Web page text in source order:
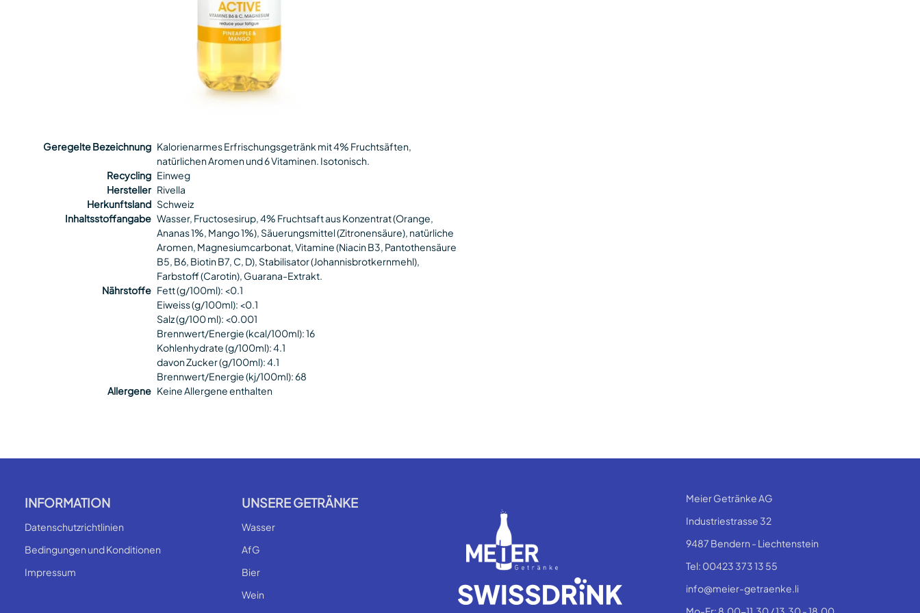
Geregelte Bezeichnung Kalorienarmes Erfrischungsgetränk mit 4% Fruchtsäften,
natürlichen Aromen und 6 Vitaminen. Isotonisch.
Recycling Einweg
Hersteller Rivella
Herkunftsland Schweiz
Inhaltsstoffangabe Wasser, Fructosesirup, 4% Fruchtsaft aus Konzentrat (Orange,
Ananas 1%, Mango 1%), Säuerungsmittel (Zitronensäure), natürliche
Aromen, Magnesiumcarbonat, Vitamine (Niacin B3, Pantothensäure
B5, B6, Biotin B7, C, D), Stabilisator (Johannisbrotkernmehl),
Farbstoff (Carotin), Guarana-Extrakt.
Nährstoffe Fett (g/100ml): <0.1
Eiweiss (g/100ml): <0.1
Salz (g/100 ml): <0.001
Brennwert/Energie (kcal/100ml): 16
Kohlenhydrate (g/100ml): 4.1
davon Zucker (g/100ml): 4.1
Brennwert/Energie (kj/100ml): 68
Allergene Keine Allergene enthalten
INFORMATION
Datenschutzrichtlinien
Bedingungen und Konditionen
Impressum
UNSERE GETRÄNKE
Wasser
AfG
Bier
Wein
Meier Getränke AG
Industriestrasse 32
9487 Bendern - Liechtenstein
Tel: 00423 373 13 55
info@meier-getraenke.li